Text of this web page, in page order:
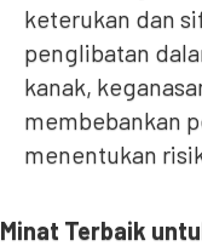
keterukan dan
penglibatan
kanak,
membebankan
menentukan
Minat Terbaik